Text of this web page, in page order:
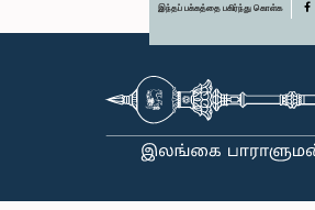
இந்தப் பக்கத்தை பகிர்ந்து கொள்க